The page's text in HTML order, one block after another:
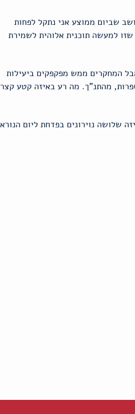
שביום ממוצע אני נתקל לפחות
למעשה תוכנית אלוהית לשמירת
המחקרים ממש מפקפקים ביעילות
מהתנ"ך. מה רע באיזה קטע קצר
שלושה נוירונים בפדחת ליום הנורא